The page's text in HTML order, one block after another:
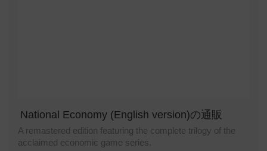
National Economy (English version)の通販
A remastered edition featuring the complete trilogy of the
acclaimed economic game series.